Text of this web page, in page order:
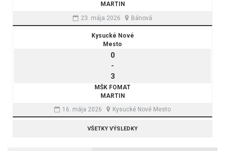
MARTIN
23. mája 2026
Bánová
Kysucké Nové
Mesto
0
-
3
MŠK FOMAT
MARTIN
16. mája 2026
Kysucké Nové Mesto
VŠETKY VÝSLEDKY